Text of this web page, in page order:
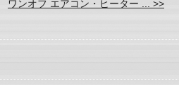
ワンオフ エアコン・ヒーター ... >>